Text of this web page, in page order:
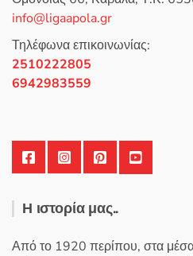
π
ό
5
info@ligaapola.gr
Τηλέφωνα επικοινωνίας:
2510222805
6942983559
Η ιστορία μας..
Από το 1920 περίπου, στα